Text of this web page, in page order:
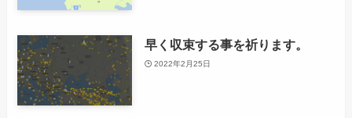
早く収束する事を祈ります。
2022年2月25日